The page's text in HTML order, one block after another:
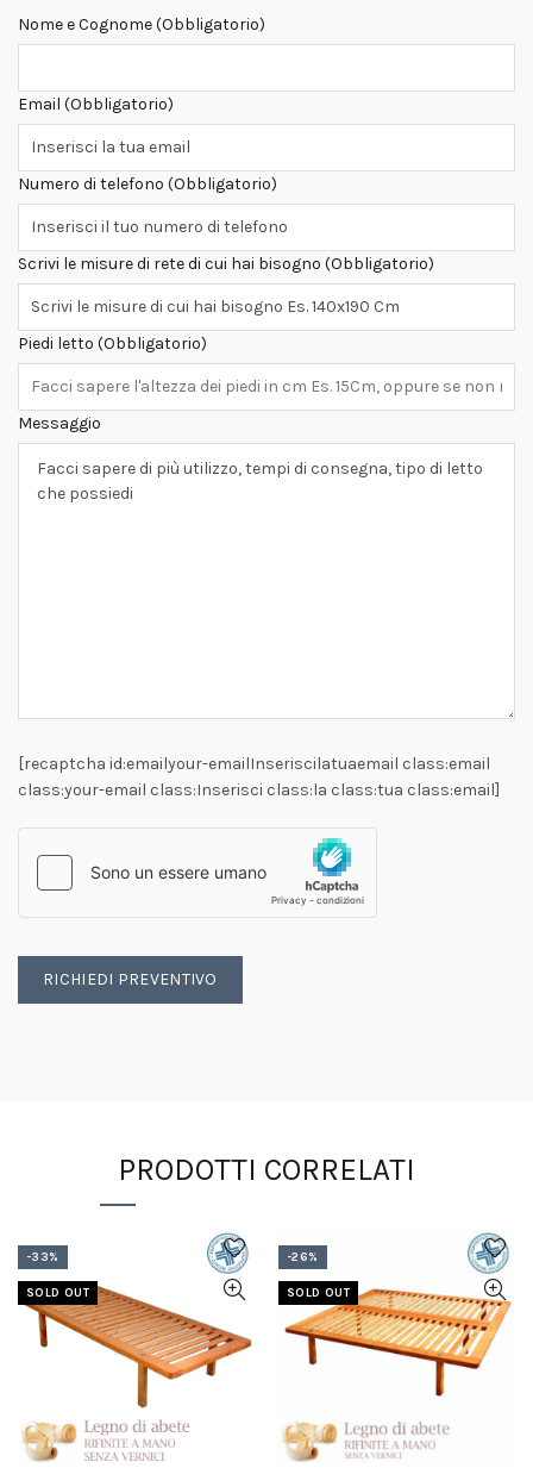
Nome e Cognome (Obbligatorio)
Email (Obbligatorio)
Numero di telefono (Obbligatorio)
Scrivi le misure di rete di cui hai bisogno (Obbligatorio)
Piedi letto (Obbligatorio)
Messaggio
[recaptcha id:emailyour-emailInseriscilatuaemail class:email
class:your-email class:Inserisci class:la class:tua class:email]
PRODOTTI CORRELATI
-33%
SOLD OUT
-26%
SOLD OUT